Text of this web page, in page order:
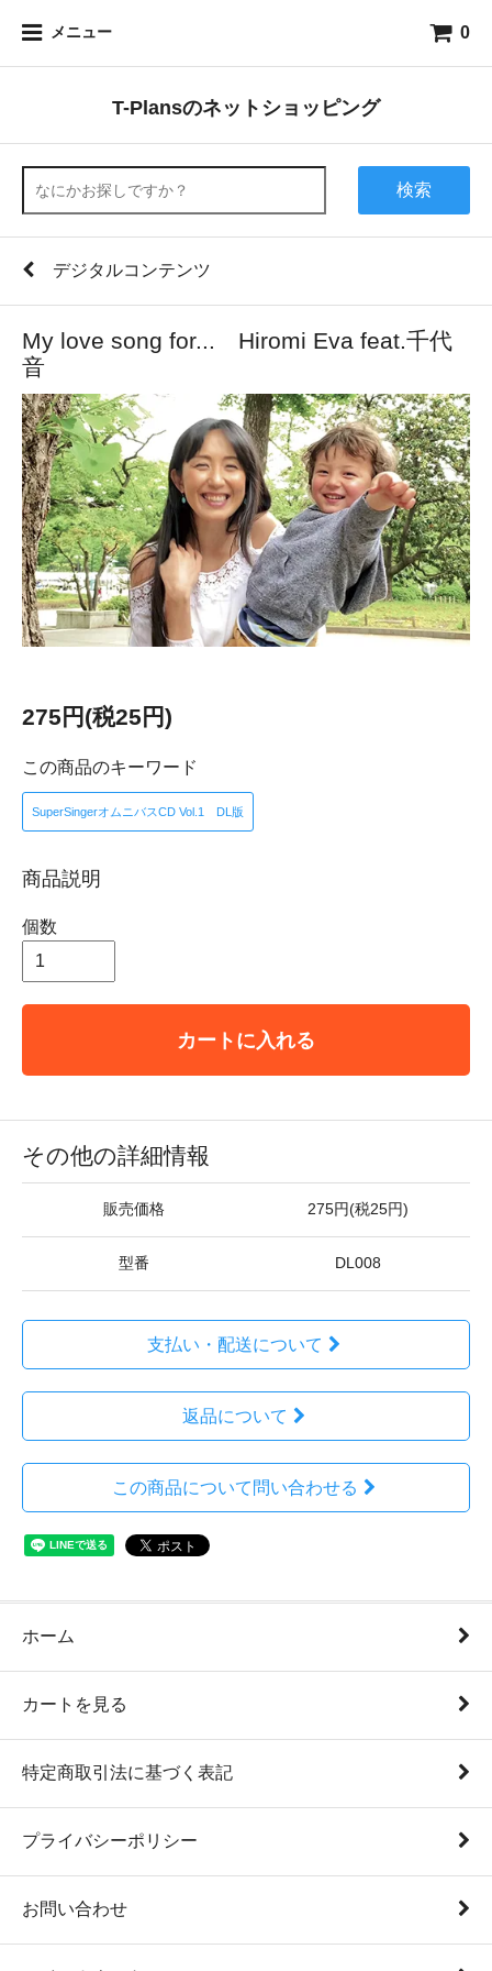
メニュー 0
T-Plansのネットショッピング
検索
デジタルコンテンツ
My love song for... Hiromi Eva feat.千代
音
275円(税25円)
この商品のキーワード
SuperSingerオムニバスCD Vol.1 DL版
商品説明
個数
カートに入れる
その他の詳細情報
販売価格 275円(税25円)
型番 DL008
支払い・配送について
返品について
この商品について問い合わせる
ホーム
カートを見る
特定商取引法に基づく表記
プライバシーポリシー
お問い合わせ